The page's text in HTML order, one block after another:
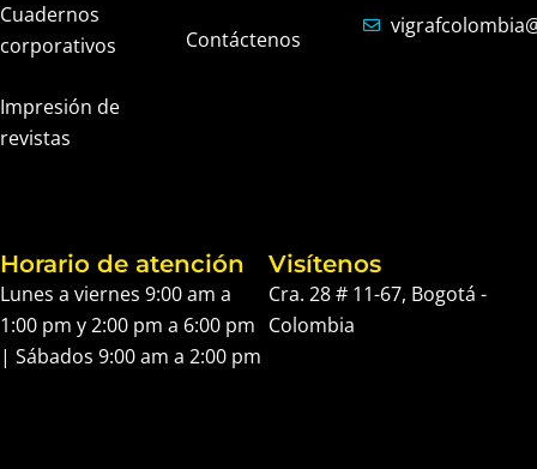
Cuadernos
corporativos
Impresión de
revistas
Contáctenos
Horario de atención
Lunes a viernes 9:00 am a
1:00 pm y 2:00 pm a 6:00 pm
| Sábados 9:00 am a 2:00 pm
Visítenos
Cra. 28 # 11-67, Bogotá -
Colombia